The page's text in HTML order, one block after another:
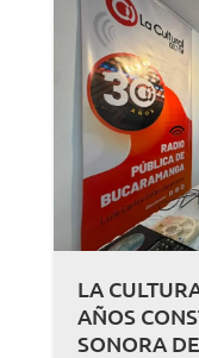
LA
AÑOS
SONORA